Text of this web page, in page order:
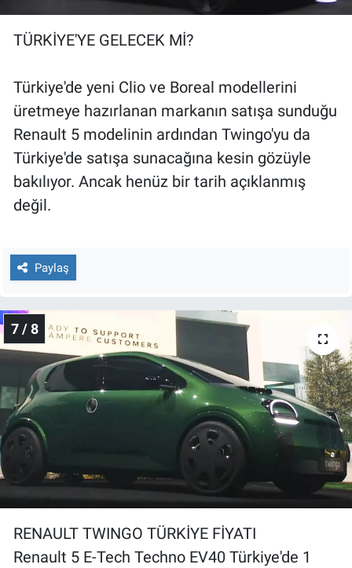
TÜRKİYE'YE GELECEK Mİ?
Türkiye'de yeni Clio ve Boreal modellerini
üretmeye hazırlanan markanın satışa sunduğu
Renault 5 modelinin ardından Twingo'yu da
Türkiye'de satışa sunacağına kesin gözüyle
bakılıyor. Ancak henüz bir tarih açıklanmış
değil.
Paylaş
7 / 8
RENAULT TWINGO TÜRKİYE FİYATI
Renault 5 E-Tech Techno EV40 Türkiye'de 1